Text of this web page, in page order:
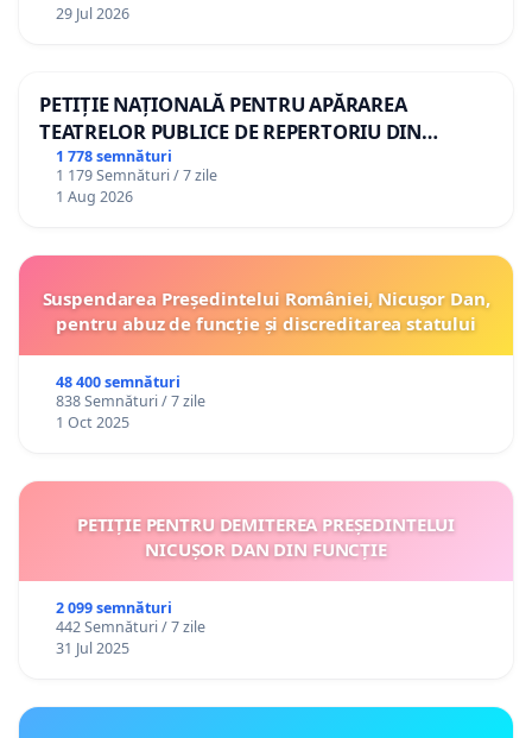
29 Jul 2026
PETIȚIE NAȚIONALĂ PENTRU APĂRAREA
TEATRELOR PUBLICE DE REPERTORIU DIN
ROMÂNIA
1 778 semnături
1 179 Semnături / 7 zile
1 Aug 2026
Suspendarea Președintelui României, Nicușor Dan,
pentru abuz de funcție și discreditarea statului
48 400 semnături
838 Semnături / 7 zile
1 Oct 2025
PETIȚIE PENTRU DEMITEREA PREȘEDINTELUI
NICUȘOR DAN DIN FUNCȚIE
2 099 semnături
442 Semnături / 7 zile
31 Jul 2025